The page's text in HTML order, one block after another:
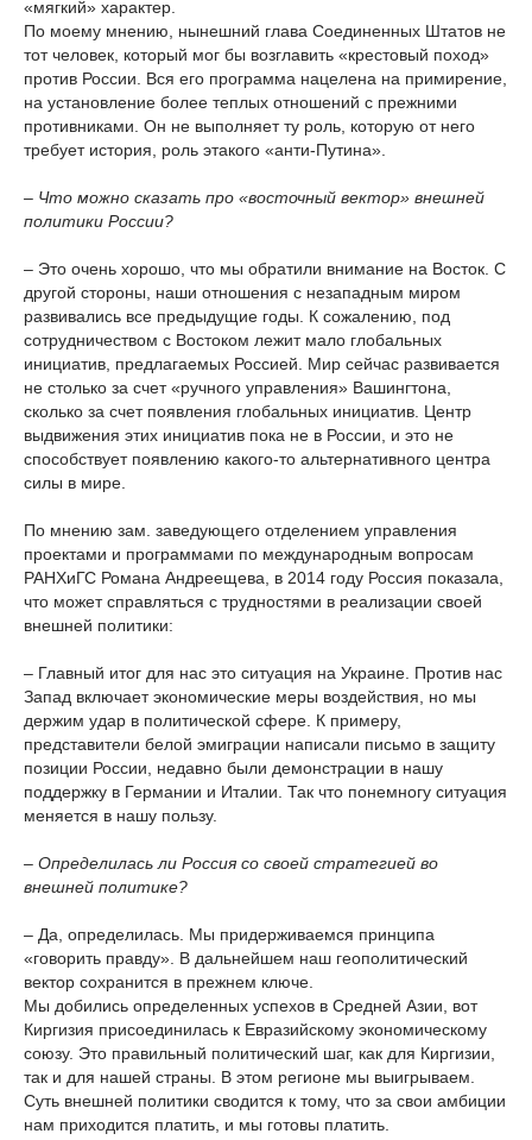
«мягкий» характер.
По моему мнению, нынешний глава Соединенных Штатов не
тот человек, который мог бы возглавить «крестовый поход»
против России. Вся его программа нацелена на примирение,
на установление более теплых отношений с прежними
противниками. Он не выполняет ту роль, которую от него
требует история, роль этакого «анти-Путина».
– Что можно сказать про «восточный вектор» внешней
политики России?
– Это очень хорошо, что мы обратили внимание на Восток. С
другой стороны, наши отношения с незападным миром
развивались все предыдущие годы. К сожалению, под
сотрудничеством с Востоком лежит мало глобальных
инициатив, предлагаемых Россией. Мир сейчас развивается
не столько за счет «ручного управления» Вашингтона,
сколько за счет появления глобальных инициатив. Центр
выдвижения этих инициатив пока не в России, и это не
способствует появлению какого-то альтернативного центра
силы в мире.
По мнению зам. заведующего отделением управления
проектами и программами по международным вопросам
РАНХиГС Романа Андреещева, в 2014 году Россия показала,
что может справляться с трудностями в реализации своей
внешней политики:
– Главный итог для нас это ситуация на Украине. Против нас
Запад включает экономические меры воздействия, но мы
держим удар в политической сфере. К примеру,
представители белой эмиграции написали письмо в защиту
позиции России, недавно были демонстрации в нашу
поддержку в Германии и Италии. Так что понемногу ситуация
меняется в нашу пользу.
– Определилась ли Россия со своей стратегией во
внешней политике?
– Да, определилась. Мы придерживаемся принципа
«говорить правду». В дальнейшем наш геополитический
вектор сохранится в прежнем ключе.
Мы добились определенных успехов в Средней Азии, вот
Киргизия присоединилась к Евразийскому экономическому
союзу. Это правильный политический шаг, как для Киргизии,
так и для нашей страны. В этом регионе мы выигрываем.
Суть внешней политики сводится к тому, что за свои амбиции
нам приходится платить, и мы готовы платить.